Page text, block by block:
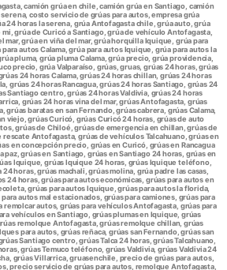
camión grúa en chile, camión grúa en Santiago, camión
costo servicio de grúas para autos, empresa grúa
24 horas la serena, grúa Antofagasta chile, grúa auto, grúa
grúa de Curicó a Santiago, grúa de vehículo Antofagasta,
mar, grúa en viña del mar, grúa horquilla Iquique, grúa para
autos Calama, grúa para autos Iquique, grúa para autos la
pluma, grúa pluma Calama, grúa precio, grúa providencia,
precio, grúa Valparaíso, grúas, gruas, grúas 24 horas, grúas
24 horas Calama, grúas 24 horas chillan, grúas 24 horas
grúas 24 horas Rancagua, grúas 24 horas Santiago, grúas 24
Santiago centro, grúas 24 horas Valdivia, grúas 24 horas
grúas 24 horas vina del mar, grúas Antofagasta, grúas
baratas en san Fernando, grúas cabrera, grúas Calama,
viejo, grúas Curicó, grúas Curicó 24 horas, grúas de auto
grúas de Chiloé, grúas de emergencia en chillan, grúas de
rescate Antofagasta, grúas de vehículos Talcahuano, grúas en
en concepción precio, grúas en Curicó, grúas en Rancagua
paz, grúas en Santiago, grúas en Santiago 24 horas, grúas en
Iquique, grúas Iquique 24 horas, grúas Iquique teléfono,
horas, grúas machali, grúas molina, grúa padre las casas,
24 horas, grúas para autos económicas, grúas para autos en
grúas para autos Iquique, grúas para autos la florida,
autos mal estacionados, grúas para camiones, grúas para
remolcar autos, grúas para vehículos Antofagasta, grúas para
vehículos en Santiago, grúas plumas en Iquique, grúas
remolque Antofagasta, grúas remolque chillan, grúas
para autos, grúas reñaca, grúas san Fernando, grúas san
Santiago centro, grúas Talca 24 horas, grúas Talcahuano,
grúas Temuco teléfono, grúas Valdivia, grúas Valdivia 24
grúas Villarrica, gruasenchile, precio de grúas para autos,
precio servicio de grúas para autos, remolque Antofagasta,